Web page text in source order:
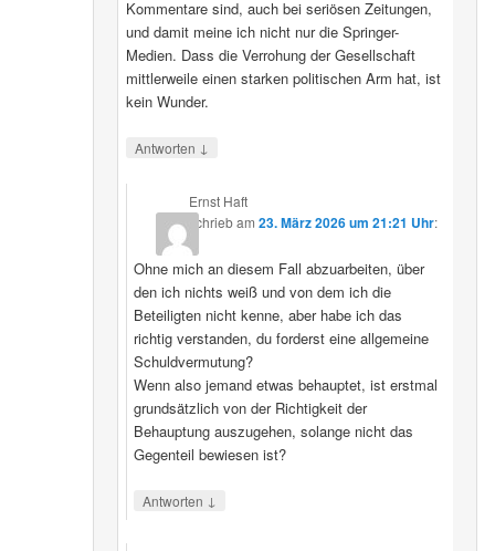
Kommentare sind, auch bei seriösen Zeitungen,
und damit meine ich nicht nur die Springer-
Medien. Dass die Verrohung der Gesellschaft
mittlerweile einen starken politischen Arm hat, ist
kein Wunder.
Antworten ↓
Ernst Haft
schriebam23. März 2026 um 21:21 Uhr:
Ohne mich an diesem Fall abzuarbeiten, über
den ich nichts weiß und von dem ich die
Beteiligten nicht kenne, aber habe ich das
richtig verstanden, du forderst eine allgemeine
Schuldvermutung?
Wenn also jemand etwas behauptet, ist erstmal
grundsätzlich von der Richtigkeit der
Behauptung auszugehen, solange nicht das
Gegenteil bewiesen ist?
Antworten ↓